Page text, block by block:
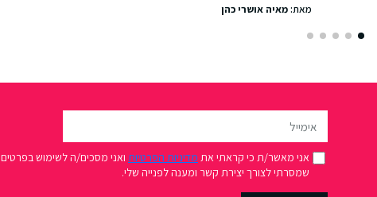
מאת:מאיה אושרי כהן
אני מאשר/ת כי קראתי את מדיניות הפרטיות ואני מסכים/ה לשימוש בפרטים
שמסרתי לצורך יצירת קשר ומענה לפנייה שלי.